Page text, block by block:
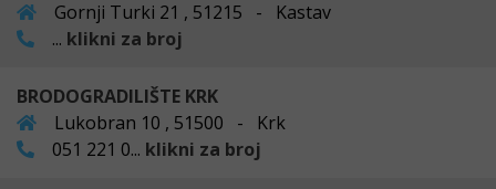
Gornji Turki 21 , 51215 - Kastav
... klikni za broj
BRODOGRADILIŠTE KRK
Lukobran 10 , 51500 - Krk
051 221 0... klikni za broj